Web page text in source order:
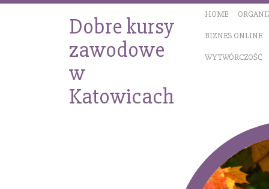
HOME
BIZNES ONLINE
WYTWÓRCZOŚĆ
Dobre kursy
zawodowe
w
Katowicach